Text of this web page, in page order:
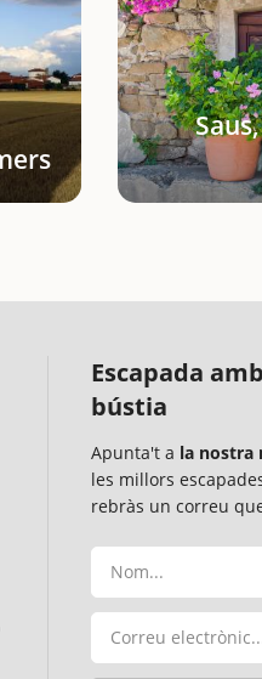
Escapada
bústia
Apunta't a la nostra
les millors
rebràs un correu